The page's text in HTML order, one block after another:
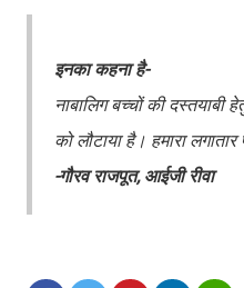
इनका कहना है-
नाबालिग बच्चों की दस्तयाबी
को लौटाया है। हमारा
-गौरव राजपूत, आईजी रीवा